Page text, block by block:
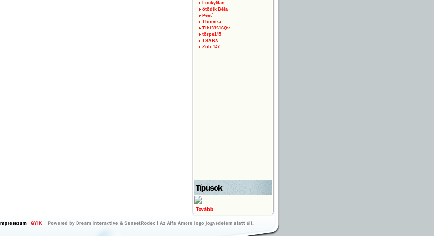
LuckyMan
ötödik Béla
Peet`
Thomika
Tibi33S16Qv
törpe145
TSABA
Zoli 147